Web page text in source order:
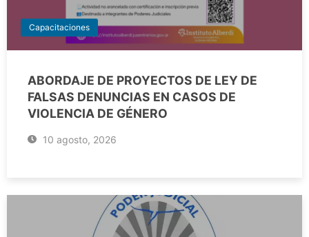
Capacitaciones
ABORDAJE DE PROYECTOS DE LEY DE
FALSAS DENUNCIAS EN CASOS DE
VIOLENCIA DE GÉNERO
10 agosto, 2026